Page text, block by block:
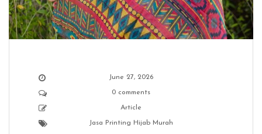
June 27, 2026
0 comments
Article
Jasa Printing Hijab Murah